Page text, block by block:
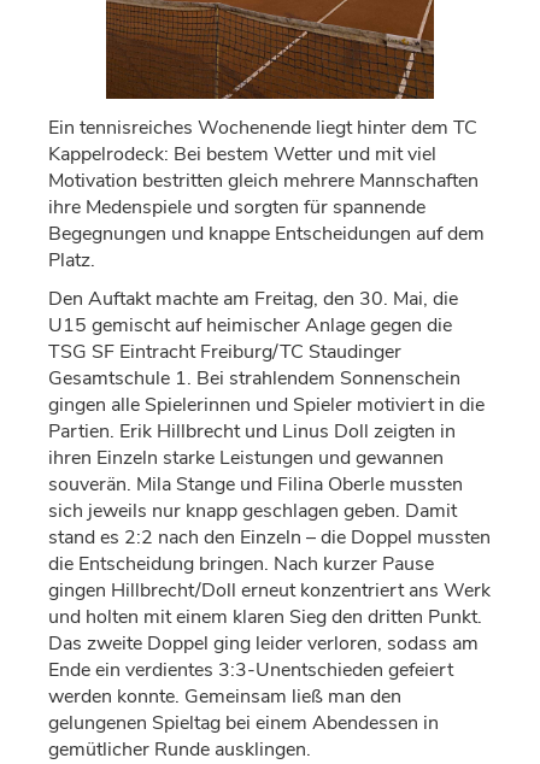
Ein tennisreiches Wochenende liegt hinter dem TC
Kappelrodeck: Bei bestem Wetter und mit viel
Motivation bestritten gleich mehrere Mannschaften
ihre Medenspiele und sorgten für spannende
Begegnungen und knappe Entscheidungen auf dem
Platz.
Den Auftakt machte am Freitag, den 30. Mai, die
U15 gemischt auf heimischer Anlage gegen die
TSG SF Eintracht Freiburg/TC Staudinger
Gesamtschule 1. Bei strahlendem Sonnenschein
gingen alle Spielerinnen und Spieler motiviert in die
Partien. Erik Hillbrecht und Linus Doll zeigten in
ihren Einzeln starke Leistungen und gewannen
souverän. Mila Stange und Filina Oberle mussten
sich jeweils nur knapp geschlagen geben. Damit
stand es 2:2 nach den Einzeln –die Doppel mussten
die Entscheidung bringen. Nach kurzer Pause
gingen Hillbrecht/Doll erneut konzentriert ans Werk
und holten mit einem klaren Sieg den dritten Punkt.
Das zweite Doppel ging leider verloren, sodass am
Ende ein verdientes 3:3-Unentschieden gefeiert
werden konnte. Gemeinsam ließ man den
gelungenen Spieltag bei einem Abendessen in
gemütlicher Runde ausklingen.